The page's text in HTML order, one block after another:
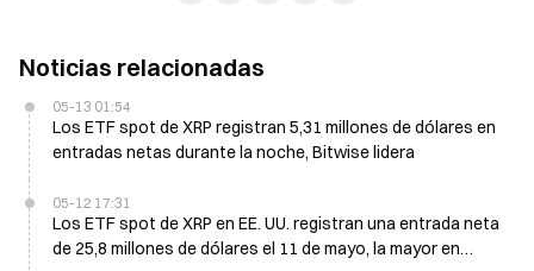
Noticias relacionadas
05-13 01:54
Los ETF spot de XRP registran 5,31 millones de dólares en
entradas netas durante la noche, Bitwise lidera
05-12 17:31
Los ETF spot de XRP en EE. UU. registran una entrada neta
de 25,8 millones de dólares el 11 de mayo, la mayor en